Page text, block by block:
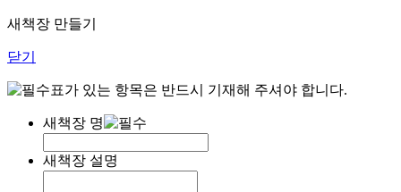
새책장 만들기
닫기
표가 있는 항목은 반드시 기재해 주셔야 합니다.
새책장 명
새책장 설명